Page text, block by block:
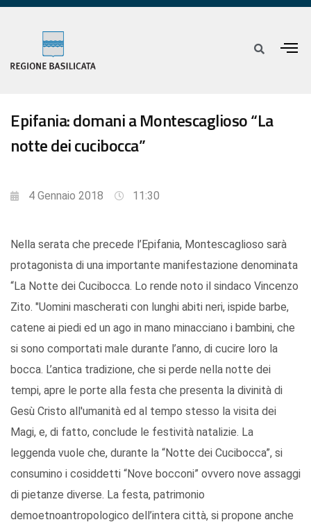
Epifania: domani a Montescaglioso “La
notte dei cucibocca”
4 Gennaio 2018 11:30
Nella serata che precede l’Epifania, Montescaglioso sarà
protagonista di una importante manifestazione denominata
“La Notte dei Cucibocca. Lo rende noto il sindaco Vincenzo
Zito. "Uomini mascherati con lunghi abiti neri, ispide barbe,
catene ai piedi ed un ago in mano minacciano i bambini, che
si sono comportati male durante l’anno, di cucire loro la
bocca. L’antica tradizione, che si perde nella notte dei
tempi, apre le porte alla festa che presenta la divinità di
Gesù Cristo all'umanità ed al tempo stesso la visita dei
Magi, e, di fatto, conclude le festività natalizie. La
leggenda vuole che, durante la “Notte dei Cucibocca”, si
consumino i cosiddetti “Nove bocconi” ovvero nove assaggi
di pietanze diverse. La festa, patrimonio
demoetnoantropologico dell’intera città, si propone anche